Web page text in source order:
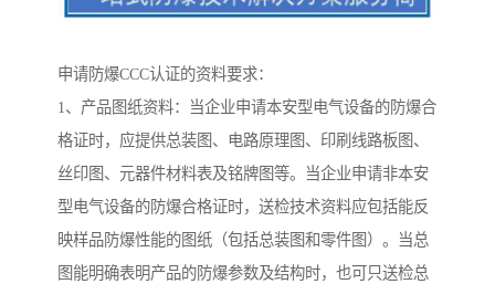
申请防爆CCC认证的资料要求：
1、产品图纸资料：当企业申请本安型电气设备的防爆合
格证时，应提供总装图、电路原理图、印刷线路板图、
丝印图、元器件材料表及铭牌图等。当企业申请非本安
型电气设备的防爆合格证时，送检技术资料应包括能反
映样品防爆性能的图纸（包括总装图和零件图）。当总
图能明确表明产品的防爆参数及结构时，也可只送检总